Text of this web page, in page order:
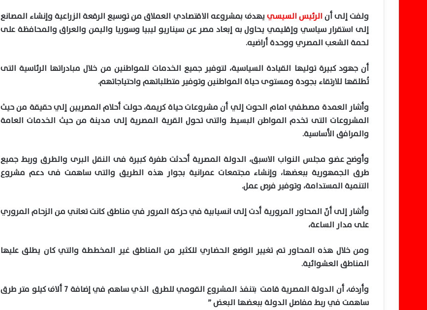
ولفت إلى أنالرئيس السيسييهدف بمشروعه الاقتصادي العملاق من توسيع الرقعة الزراعية وإنشاء المصانع
إلى استقرار سياسي وإقليمي يحاول به إبعاد مصر عن سيناريو ليبيا وسوريا واليمن والعراق والمحافظة على
لحمة الشعب المصري ووحدة أراضيه.
أن جهود كبيرة توليها القيادة السياسية، لتوفير جميع الخدمات للمواطنين من خلال مبادراتها الرئاسية التى
تُطلقها للارتقاء بجودة ومستوى حياة المواطنين وتوفير متطلباتهم واحتياجاتهم.
وأشار العمدة مصطفي امام الحوت إلي أن مشروعات حياة كريمة، حولت أحلام المصريين إلي حقيقة من حيث
المشروعات التى تخدم المواطن البسيط والتى تحول القرية المصرية إلى مدينة من حيث الخدمات العامة
والمرافق الأساسية.
وأوضح عضو مجلس النواب الاسبق، الدولة المصرية أحدثت طفرة كبيرة فى النقل البرى والطرق وربط جميع
طرق الجمهورية ببعضها، وإنشاء مجتمعات عمرانية بجوار هذه الطريق والتى ساهمت فى دعم مشروع
التنمية المستدامة، وتوفير فرص عمل.
وأشار إلى أنّ المحاور المرورية أدت إلى انسيابية في حركة المرور في مناطق كانت تعاني من الزحام المروري
على مدار الساعة،
ومن خلال هذه المحاور تم تغيير الوضع الحضاري للكثير من المناطق غير المخططة والتي كان يطلق عليها
المناطق العشوائية.
وأردف، أن الدولة المصرية قامت بتنفذ المشروع القومي للطرق الذي ساهم في إضافة 7 ألاف كيلو متر طرق
ساهمت في ربط مفاصل الدولة ببعضها البعض ”